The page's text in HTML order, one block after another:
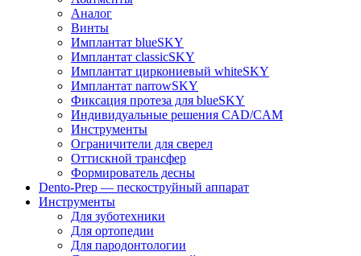
Аналог
Винты
Имплантат blueSKY
Имплантат classicSKY
Имплантат циркониевый whiteSKY
Имплантат narrowSKY
Фиксация протеза для blueSKY
Индивидуальные решения CAD/CAM
Инструменты
Ограничители для сверел
Оттискной трансфер
Формирователь десны
Dento-Prep — пескоструйный аппарат
Инструменты
Для зуботехники
Для ортопедии
Для пародонтологии